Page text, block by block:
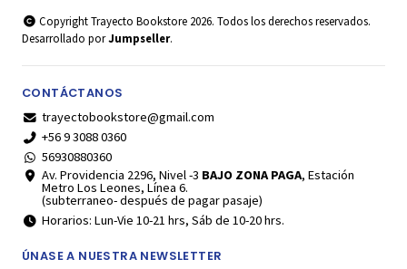
Copyright Trayecto Bookstore 2026. Todos los derechos reservados.
Desarrollado porJumpseller.
CONTÁCTANOS
trayectobookstore@gmail.com
+56 9 3088 0360
56930880360
Av. Providencia 2296, Nivel -3 BAJO ZONA PAGA, Estación
Metro Los Leones, Línea 6.
(subterraneo- después de pagar pasaje)
Horarios: Lun-Vie 10-21 hrs, Sáb de 10-20 hrs.
ÚNASE A NUESTRA NEWSLETTER